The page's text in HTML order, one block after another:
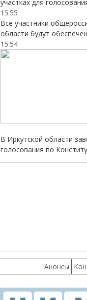
участках для
15:55
Все участники
области будут
15:54
В Иркутской области
голосования по
Анонсы